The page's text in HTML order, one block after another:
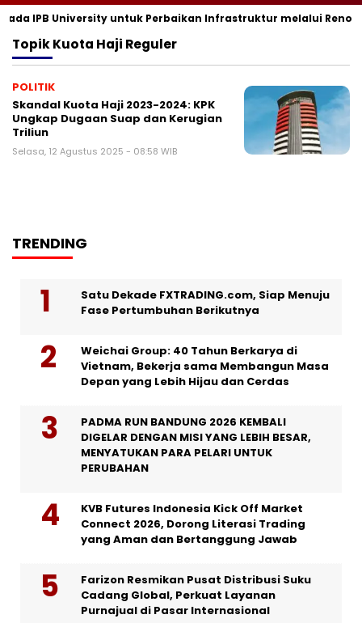
IPB University untuk Perbaikan Infrastruktur melalui
TopikKuota Haji Reguler
POLITIK
Skandal Kuota Haji 2023-2024: KPK
Ungkap Dugaan Suap dan Kerugian
Triliun
Selasa, 12 Agustus 2025 - 08:58 WIB
TRENDING
Satu Dekade FXTRADING.com, Siap Menuju
Fase Pertumbuhan Berikutnya
Weichai Group: 40 Tahun Berkarya di
Vietnam, Bekerja sama Membangun Masa
Depan yang Lebih Hijau dan Cerdas
PADMA RUN BANDUNG 2026 KEMBALI
DIGELAR DENGAN MISI YANG LEBIH BESAR,
MENYATUKAN PARA PELARI UNTUK
PERUBAHAN
KVB Futures Indonesia Kick Off Market
Connect 2026, Dorong Literasi Trading
yang Aman dan Bertanggung Jawab
Farizon Resmikan Pusat Distribusi Suku
Cadang Global, Perkuat Layanan
Purnajual di Pasar Internasional